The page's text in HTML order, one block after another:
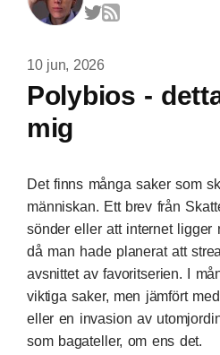
10 jun, 2026
Polybios -
mig
Det finns många saker som
människan. Ett brev från
sönder eller att internet ligger
då man hade planerat att
avsnittet av favoritserien. I
viktiga saker, men jämfört
eller en invasion av
som bagateller, om ens det.